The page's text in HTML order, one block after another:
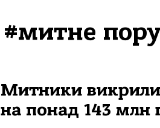
#митне
Митники викрили
на понад 143 млн